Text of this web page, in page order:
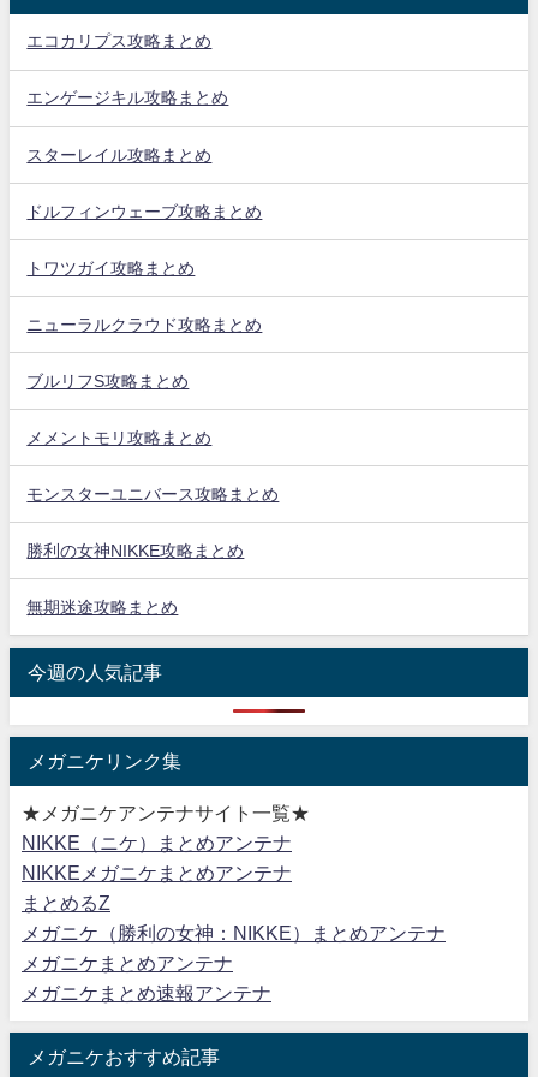
エコカリプス攻略まとめ
エンゲージキル攻略まとめ
スターレイル攻略まとめ
ドルフィンウェーブ攻略まとめ
トワツガイ攻略まとめ
ニューラルクラウド攻略まとめ
ブルリフS攻略まとめ
メメントモリ攻略まとめ
モンスターユニバース攻略まとめ
勝利の女神NIKKE攻略まとめ
無期迷途攻略まとめ
今週の人気記事
メガニケリンク集
★メガニケアンテナサイト一覧★
NIKKE（ニケ）まとめアンテナ
NIKKEメガニケまとめアンテナ
まとめるZ
メガニケ（勝利の女神：NIKKE）まとめアンテナ
メガニケまとめアンテナ
メガニケまとめ速報アンテナ
メガニケおすすめ記事